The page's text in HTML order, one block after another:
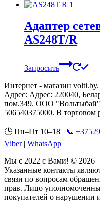
Адаптер
AS248T/R
Запросить
Интернет - магазин
Адрес: Адрес: 220040,
пом.349. ООО
506540375000. В торговом
🕒 Пн–Пт 10–18 | 📞
Viber| WhatsApp
Мы с 2022 с Вами! © 2026
Указанные контакты
связи по вопросам
прав. Лицо
покупателей о